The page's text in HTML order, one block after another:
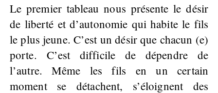
Le premier tableau nous présente le désir
de liberté et d’autonomie qui habite le fils
le plus jeune. C’est un désir que chacun (e)
porte. C’est difficile de dépendre de
l’autre. Même les fils en un certain
moment se détachent, s’éloignent des